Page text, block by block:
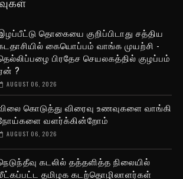
தொகையை குறிப்பிடாது சத்திய
கையொப்பம் வாங்க முயற்சி -
பிரதேச செயலகத்தில் குழப்பம்
?
AUGUST 06, 2026
கொடுத்து விரைவு உணவுகளை வாங்கி
வளர்க்கின்றோம்
AUGUST 06, 2026
கடலில் தத்தளித்த நிலையில்
தமிழக கடற்தொழிலாளர்கள்